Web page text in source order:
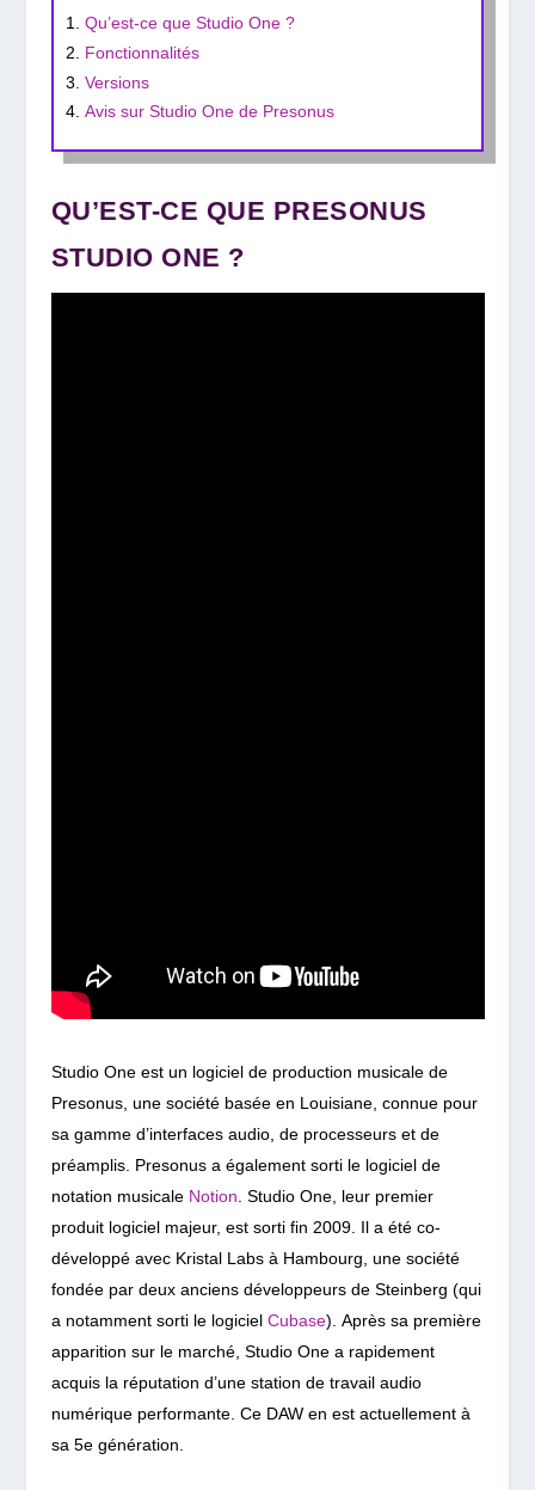
Qu’est-ce que Studio One ?
Fonctionnalités
Versions
Avis sur Studio One de Presonus
QU’EST-CE QUE PRESONUS
STUDIO ONE ?
Studio One est un logiciel de production musicale de
Presonus, une société basée en Louisiane, connue pour
sa gamme d’interfaces audio, de processeurs et de
préamplis. Presonus a également sorti le logiciel de
notation musicale Notion . Studio One, leur premier
produit logiciel majeur, est sorti fin 2009. Il a été co-
développé avec Kristal Labs à Hambourg, une société
fondée par deux anciens développeurs de Steinberg (qui
a notamment sorti le logiciel Cubase). Après sa première
apparition sur le marché, Studio One a rapidement
acquis la réputation d’une station de travail audio
numérique performante. Ce DAW en est actuellement à
sa 5e génération.